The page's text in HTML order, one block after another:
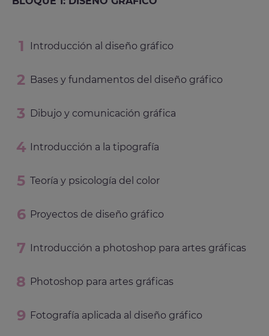
Introducción al diseño gráfico
Bases y fundamentos del diseño gráfico
Dibujo y comunicación gráfica
Introducción a la tipografía
Teoría y psicología del color
Proyectos de diseño gráfico
Introducción a photoshop para artes gráficas
Photoshop para artes gráficas
Fotografía aplicada al diseño gráfico